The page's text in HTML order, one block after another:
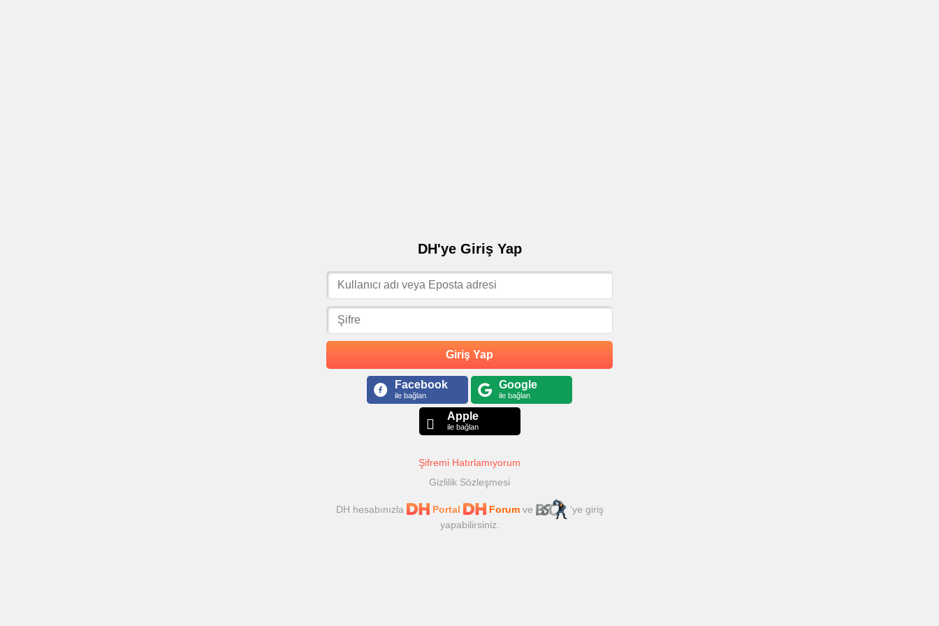
DH'ye Giriş Yap
Giriş Yap
Facebook
ile bağlan
Google
ile bağlan
Apple
ile bağlan
Şifremi Hatırlamıyorum
Gizlilik Sözleşmesi
DH hesabınızla Portal Forumve
'ye giriş
yapabilirsiniz.